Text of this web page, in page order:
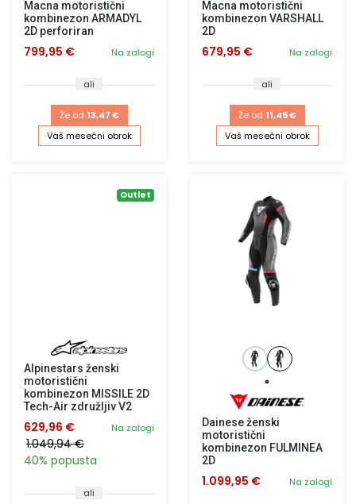
Macna motoristični
kombinezon ARMADYL
2D perforiran
Na zalogi
799,95 €
ali
Že od 13,47 €
Vaš mesečni obrok
Macna motoristični
kombinezon VARSHALL
2D
Na zalogi
679,95 €
ali
Že od 11,45 €
Vaš mesečni obrok
Outlet
Alpinestars ženski
motoristični
kombinezon MISSILE 2D
Tech-Air združljiv V2
Na zalogi
629,96 €
1.049,94 €
40% popusta
ali
Dainese ženski
motoristični
kombinezon FULMINEA
2D
Na zalogi
1.099,95 €